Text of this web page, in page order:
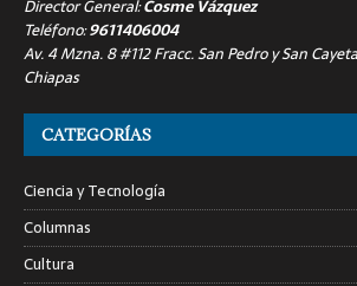
Director General:Cosme Vázquez
Teléfono:9611406004
Av. 4 Mzna. 8 #112 Fracc. San Pedro y San
Chiapas
CATEGORÍAS
Ciencia y Tecnología
Columnas
Cultura